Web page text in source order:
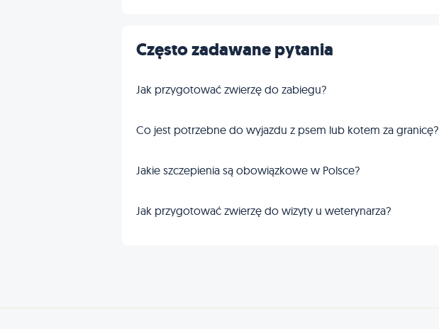
Często zadawane pytania
Jak przygotować zwierzę do zabiegu?
Co jest potrzebne do wyjazdu z psem lub kotem za granicę?
Jakie szczepienia są obowiązkowe w Polsce?
Jak przygotować zwierzę do wizyty u weterynarza?